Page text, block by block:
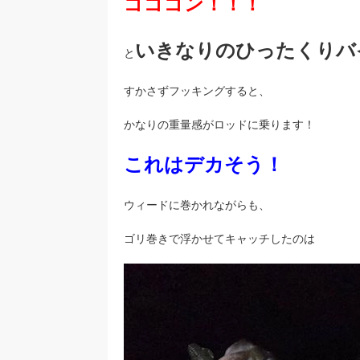
と いきなりのひったくり
すかさずフッキングすると、
かなりの重量感がロッドに乗ります！
これはデカそう！
ウィードに巻かれながらも、
ゴリ巻きで浮かせてキャッチしたのは